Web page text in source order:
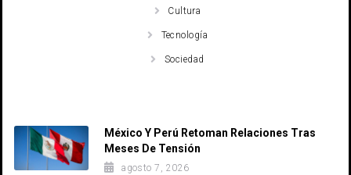
Cultura
Tecnología
Sociedad
México Y Perú Retoman Relaciones Tras
Meses De Tensión
agosto 7, 2026